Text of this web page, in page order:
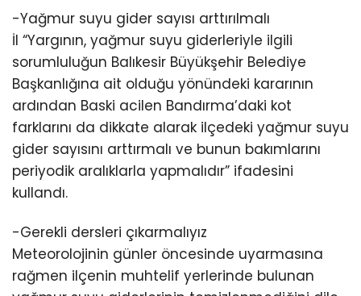
-Yağmur suyu gider sayısı arttırılmalı
İl “Yargının, yağmur suyu giderleriyle ilgili
sorumluluğun Balıkesir Büyükşehir Belediye
Başkanlığına ait olduğu yönündeki kararının
ardından Baski acilen Bandırma’daki kot
farklarını da dikkate alarak ilçedeki yağmur suyu
gider sayısını arttırmalı ve bunun bakımlarını
periyodik aralıklarla yapmalıdır” ifadesini
kullandı.
-Gerekli dersleri çıkarmalıyız
Meteorolojinin günler öncesinde uyarmasına
rağmen ilçenin muhtelif yerlerinde bulunan